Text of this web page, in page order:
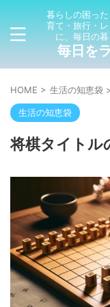
暮らしの困っ
育て・旅行・
に、毎日の
毎日を
HOME > 生活の知恵袋
生活の知恵袋
将棋タイトル